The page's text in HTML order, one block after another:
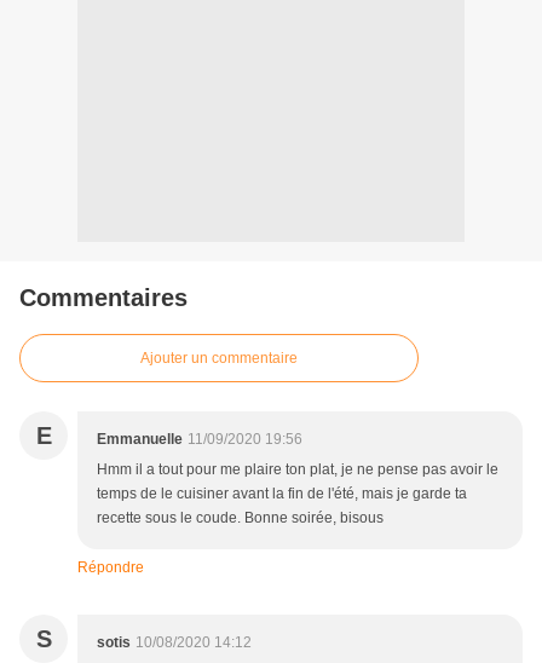
Commentaires
Ajouter un commentaire
E Emmanuelle 11/09/2020 19:56
Hmm il a tout pour me plaire ton plat, je ne pense pas avoir le
temps de le cuisiner avant la fin de l'été, mais je garde ta
recette sous le coude. Bonne soirée, bisous
Répondre
S sotis 10/08/2020 14:12